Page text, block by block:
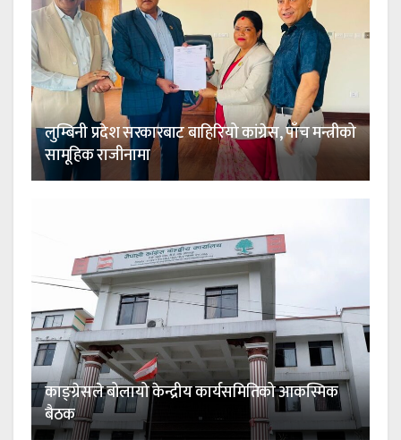
लुम्बिनी प्रदेश सरकारबाट बाहिरियो कांग्रेस, पाँच मन्त्रीको
सामूहिक राजीनामा
काङ्ग्रेसले बोलायो केन्द्रीय कार्यसमितिको आकस्मिक
बैठक